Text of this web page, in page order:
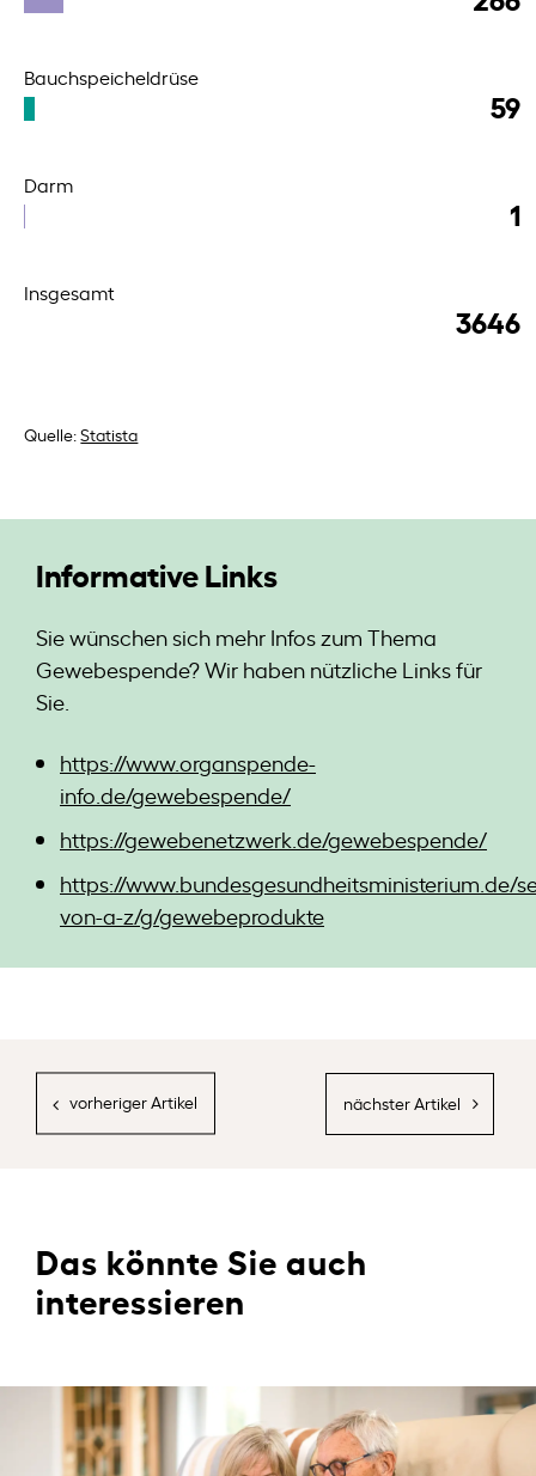
Bauchspeicheldrüse
59
Darm
1
Insgesamt
3646
Quelle:Statista
Informative Links
Sie wünschen sich mehr Infos zum Thema
Gewebespende? Wir haben nützliche Links für
Sie.
https://www.organspende-
info.de/gewebespende/
https://gewebenetzwerk.de/gewebespende/
https://www.bundesgesundheitsministerium.de/
von-a-z/g/gewebeprodukte
Das könnte Sie auch
interessieren